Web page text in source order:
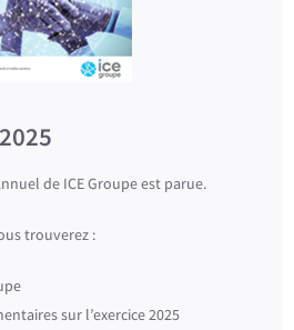
de ICE Groupe est parue.
trouverez :
sur l’exercice 2025